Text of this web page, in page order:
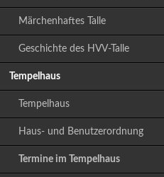
Märchenhaftes Talle
Geschichte des HVV-Talle
Tempelhaus
Tempelhaus
Haus- und Benutzerordnung
Termine im Tempelhaus